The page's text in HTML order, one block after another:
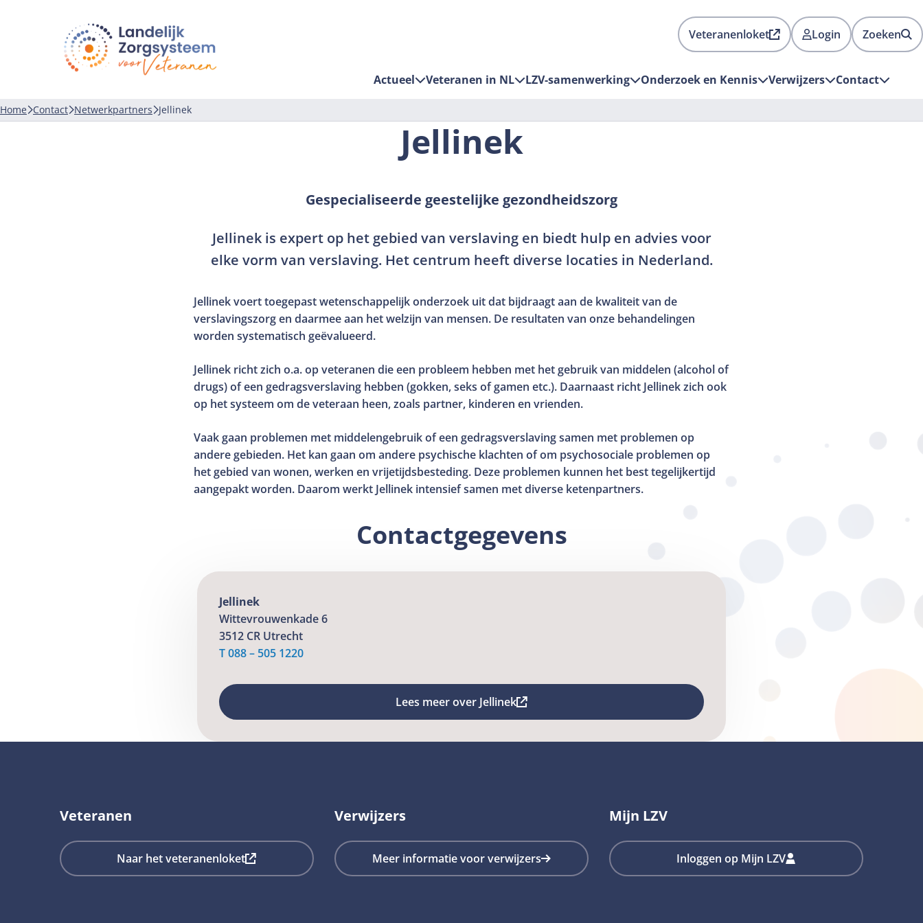
Landelijk
zorgsysteem
voor
veteranen
Veteranenloket
Deze
opent
een
Login Zoeken
Actueel Veteranen in NL LZV-samenwerking Onderzoek en Kennis Verwijzers Contact
Home Contact Netwerkpartners Jellinek
Jellinek
Gespecialiseerde geestelijke gezondheidszorg
Jellinek is expert op het gebied van verslaving en biedt hulp en advies voor
elke vorm van verslaving. Het centrum heeft diverse locaties in Nederland.
Jellinek voert toegepast wetenschappelijk onderzoek uit dat bijdraagt aan de kwaliteit van de
verslavingszorg en daarmee aan het welzijn van mensen. De resultaten van onze behandelingen
worden systematisch geëvalueerd.
Jellinek richt zich o.a. op veteranen die een probleem hebben met het gebruik van middelen (alcohol of
drugs) of een gedragsverslaving hebben (gokken, seks of gamen etc.). Daarnaast richt Jellinek zich ook
op het systeem om de veteraan heen, zoals partner, kinderen en vrienden.
Vaak gaan problemen met middelengebruik of een gedragsverslaving samen met problemen op
andere gebieden. Het kan gaan om andere psychische klachten of om psychosociale problemen op
het gebied van wonen, werken en vrijetijdsbesteding. Deze problemen kunnen het best tegelijkertijd
aangepakt worden. Daarom werkt Jellinek intensief samen met diverse ketenpartners.
Contactgegevens
Jellinek
Wittevrouwenkade 6
3512 CR Utrecht
T 088 – 505 1220
Lees meer over Jellinek
Lees
in
een
Veteranen
Naar het veteranenloket
Deze
link
Verwijzers
Meer informatie voor verwijzers
Mijn LZV
Inloggen op Mijn LZV